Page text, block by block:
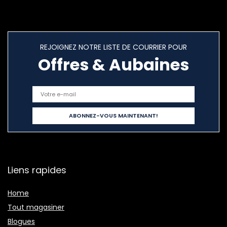
REJOIGNEZ NOTRE LISTE DE COURRIER POUR
Offres & Aubaines
Liens rapides
Home
Tout magasiner
Blogues